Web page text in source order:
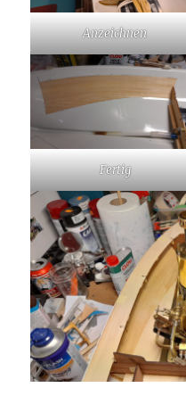
Anzeichnen
Fertig